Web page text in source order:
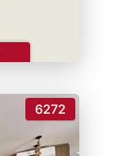
6272